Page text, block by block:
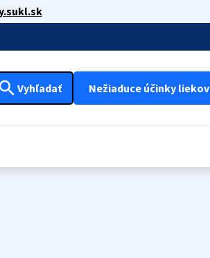
Vyhľadať Nežiaduce účinky liekov